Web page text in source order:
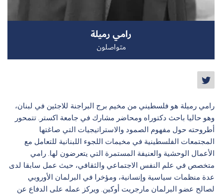
سجل الآن
رامي رميلة
متواصلون
رامي رميلة هو فلسطيني من مخيم برج البراجنة للاجئين في لبنان،
وهو حاليا باحث دكتوراه ومحاضر مشارك في جامعة اكستر. تتمحور
أطروحته حول مفهوم الصمود والاستراتيجيات التي صاغتها
المجتمعات الفلسطينية في مخيمات اللجوء اللبنانية للتعامل مع
الأعمال الوحشية والعنيفة المستمرة التي يتعرضون لها. رامي
متخصص في علم النفس الاجتماعي والثقافي، حيث عمل سابقا لدى
عدة منظمات سياسية وإنسانية، ومؤخرا في البرلمان الأوروبي
لصالح عضو البرلمان مارجريت أوكين. ويركز عمله على الدفاع عن